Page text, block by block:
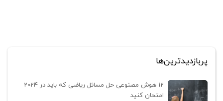
پربازدیدترین‌ها
12 هوش مصنوعی حل مسائل ریاضی که باید در 2024
امتحان کنید